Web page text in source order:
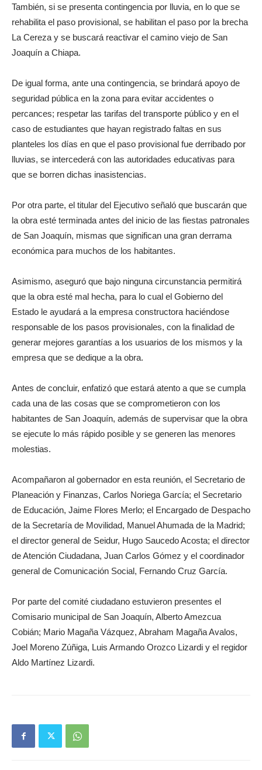
También, si se presenta contingencia por lluvia, en lo que se
rehabilita el paso provisional, se habilitan el paso por la brecha
La Cereza y se buscará reactivar el camino viejo de San
Joaquín a Chiapa.
De igual forma, ante una contingencia, se brindará apoyo de
seguridad pública en la zona para evitar accidentes o
percances; respetar las tarifas del transporte público y en el
caso de estudiantes que hayan registrado faltas en sus
planteles los días en que el paso provisional fue derribado por
lluvias, se intercederá con las autoridades educativas para
que se borren dichas inasistencias.
Por otra parte, el titular del Ejecutivo señaló que buscarán que
la obra esté terminada antes del inicio de las fiestas patronales
de San Joaquín, mismas que significan una gran derrama
económica para muchos de los habitantes.
Asimismo, aseguró que bajo ninguna circunstancia permitirá
que la obra esté mal hecha, para lo cual el Gobierno del
Estado le ayudará a la empresa constructora haciéndose
responsable de los pasos provisionales, con la finalidad de
generar mejores garantías a los usuarios de los mismos y la
empresa que se dedique a la obra.
Antes de concluir, enfatizó que estará atento a que se cumpla
cada una de las cosas que se comprometieron con los
habitantes de San Joaquín, además de supervisar que la obra
se ejecute lo más rápido posible y se generen las menores
molestias.
Acompañaron al gobernador en esta reunión, el Secretario de
Planeación y Finanzas, Carlos Noriega García; el Secretario
de Educación, Jaime Flores Merlo; el Encargado de Despacho
de la Secretaría de Movilidad, Manuel Ahumada de la Madrid;
el director general de Seidur, Hugo Saucedo Acosta; el director
de Atención Ciudadana, Juan Carlos Gómez y el coordinador
general de Comunicación Social, Fernando Cruz García.
Por parte del comité ciudadano estuvieron presentes el
Comisario municipal de San Joaquín, Alberto Amezcua
Cobián; Mario Magaña Vázquez, Abraham Magaña Avalos,
Joel Moreno Zúñiga, Luis Armando Orozco Lizardi y el regidor
Aldo Martínez Lizardi.